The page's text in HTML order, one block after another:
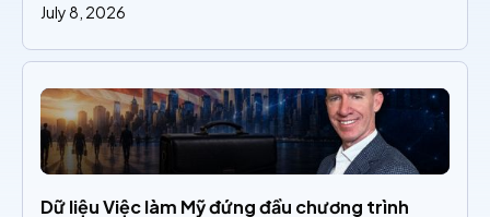
July 8, 2026
Dữ liệu Việc làm Mỹ đứng đầu chương trình